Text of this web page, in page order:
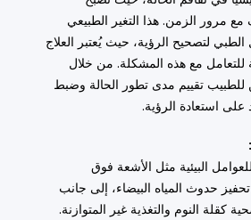
مرور الزمن. هذا التغير الطبيعي
لتصحيح الرؤية، حيث يُعتبر العلاج
للتعامل مع هذه المشكلة. من خلال
للطبيب تقييم مدى تطور الحالة وضبط
استعادة الرؤية.
البيئية مثل الأشعة فوق
حدوث المياه البيضاء، إلى جانب
كقلة النوم والتغذية غير المتوازنة.